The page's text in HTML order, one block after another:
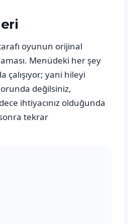
oyunun orijinal
Menüdeki her şey
çalışıyor; yani hileyi
değilsiniz,
ihtiyacınız olduğunda
tekrar